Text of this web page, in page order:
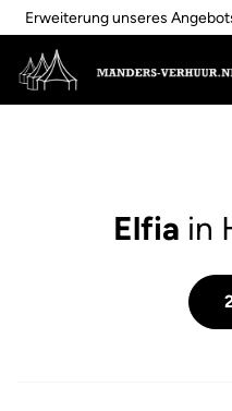
Erweiterung unseres
Elfia in